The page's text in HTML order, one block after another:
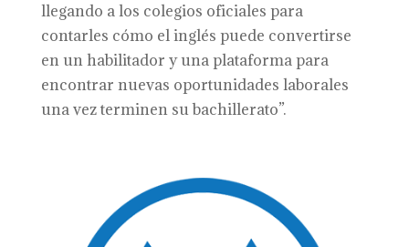
llegando a los colegios oficiales para
contarles cómo el inglés puede convertirse
en un habilitador y una plataforma para
encontrar nuevas oportunidades laborales
una vez terminen su bachillerato”.